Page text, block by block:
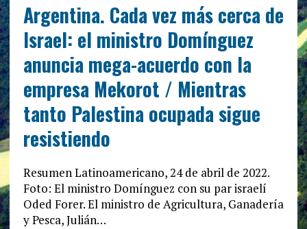
Argentina. Cada vez más cerca de
Israel: el ministro Domínguez
anuncia mega-acuerdo con la
empresa Mekorot / Mientras
tanto Palestina ocupada sigue
resistiendo
Resumen Latinoamericano, 24 de abril de 2022.
Foto: El ministro Domínguez con su par israelí
Oded Forer. El ministro de Agricultura, Ganadería
y Pesca, Julián…